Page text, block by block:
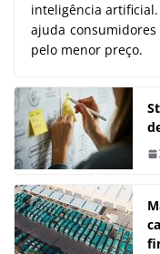
inteligência
ajuda
pelo menor preço.